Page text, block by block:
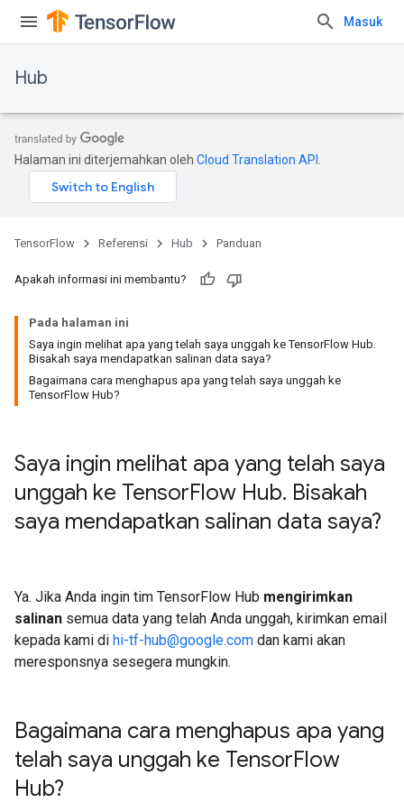
Masuk
Hub
Halaman ini diterjemahkan oleh Cloud Translation API
TensorFlow Referensi Hub Panduan
Apakah informasi ini membantu?
Pada halaman ini
Saya ingin melihat apa yang telah saya unggah ke TensorFlow Hub.
Bisakah saya mendapatkan salinan data saya?
Bagaimana cara menghapus apa yang telah saya unggah ke
TensorFlow Hub?
Saya ingin melihat apa yang telah saya
unggah ke TensorFlow Hub. Bisakah
saya mendapatkan salinan data saya?
Ya. Jika Anda ingin tim TensorFlow Hub mengirimkan
salinan semua data yang telah Anda unggah, kirimkan email
kepada kami di hi-tf-hub@google.com dan kami akan
meresponsnya sesegera mungkin.
Bagaimana cara menghapus apa yang
telah saya unggah ke TensorFlow
Hub?